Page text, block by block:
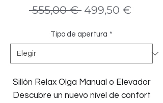
555,00 € Precio
499,50 €
Tipo de apertura *
Sillón Relax Olga Manual o Elevador
Descubre un nuevo nivel de confort